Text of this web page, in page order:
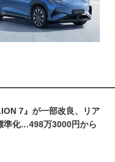
7』が一部改良、リア
準化…498万3000円から